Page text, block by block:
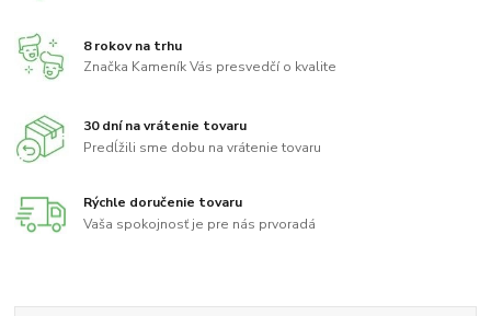
8 rokov na trhu
Značka Kameník Vás presvedčí o kvalite
30 dní na vrátenie tovaru
Predĺžili sme dobu na vrátenie tovaru
Rýchle doručenie tovaru
Vaša spokojnosť je pre nás prvoradá